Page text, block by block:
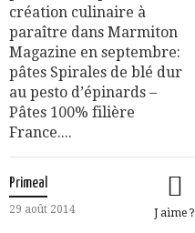
création culinaire à
paraître dans Marmiton
Magazine en septembre:
pâtes Spirales de blé dur
au pesto d’épinards –
Pâtes 100% filière
France....
Primeal
29 août 2014 J aime ?